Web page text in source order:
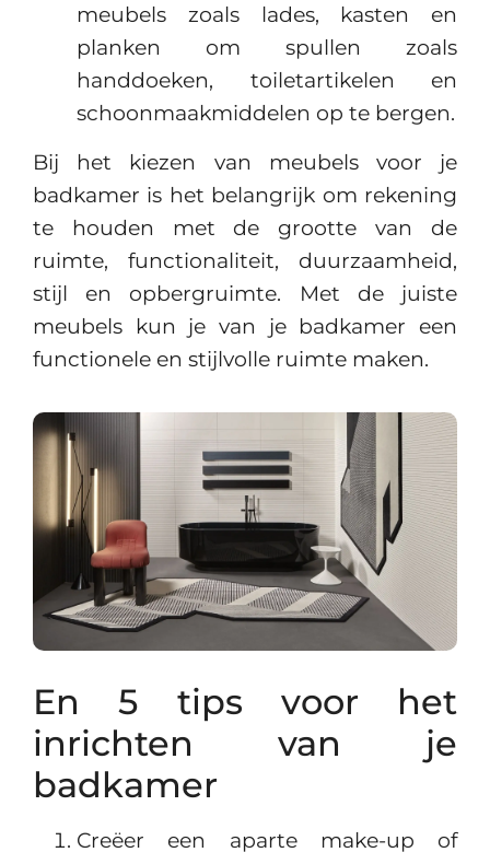
meubels zoals lades, kasten en
planken om spullen zoals
handdoeken, toiletartikelen en
schoonmaakmiddelen op te bergen.
Bij het kiezen van meubels voor je
badkamer is het belangrijk om rekening
te houden met de grootte van de
ruimte, functionaliteit, duurzaamheid,
stijl en opbergruimte. Met de juiste
meubels kun je van je badkamer een
functionele en stijlvolle ruimte maken.
En 5 tips voor het
inrichten van je
badkamer
Creëer een aparte make-up of